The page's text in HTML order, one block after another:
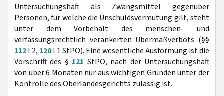
Untersuchungshaft als Zwangsmittel gegenüber
Personen, für welche die Unschuldsvermutung gilt, steht
unter dem Vorbehalt des menschen- und
verfassungsrechtlich verankerten Übermaßverbots (§§
112I 2, 120I 1 StPO). Eine wesentliche Ausformung ist die
Vorschrift des § 121 StPO, nach der Untersuchungshaft
von über 6 Monaten nur aus wichtigen Gründen unter der
Kontrolle des Oberlandesgerichts zulässig ist.